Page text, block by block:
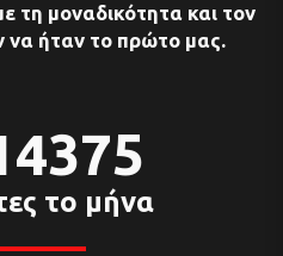
τη μοναδικότητα και τον
να ήταν το πρώτο μας.
το μήνα